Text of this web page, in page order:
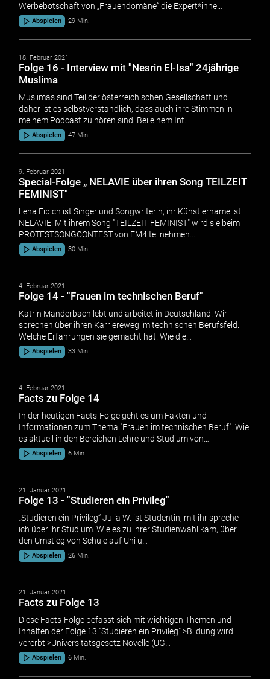
Werbebotschaft von „Frauendomäne“ die Expert*inne…
Abspielen 29 Min.
18. Februar 2021
Folge 16 - Interview mit "Nesrin El-Isa" 24jährige
Muslima
Muslimas sind Teil der österreichischen Gesellschaft und
daher ist es selbstverständlich, dass auch ihre Stimmen in
meinem Podcast zu hören sind. Bei einem Int…
Abspielen 47 Min.
9. Februar 2021
Special-Folge „ NELAVIE über ihren Song TEILZEIT
FEMINIST"
Lena Fibich ist Singer und Songwriterin, ihr Künstlername ist
NELAVIE. Mit ihrem Song "TEILZEIT FEMINIST" wird sie beim
PROTESTSONGCONTEST von FM4 teilnehmen…
Abspielen 30 Min.
4. Februar 2021
Folge 14 - "Frauen im technischen Beruf"
Katrin Manderbach lebt und arbeitet in Deutschland. Wir
sprechen über ihren Karriereweg im technischen Berufsfeld.
Welche Erfahrungen sie gemacht hat. Wie die…
Abspielen 33 Min.
4. Februar 2021
Facts zu Folge 14
In der heutigen Facts-Folge geht es um Fakten und
Informationen zum Thema "Frauen im technischen Beruf". Wie
es aktuell in den Bereichen Lehre und Studium von…
Abspielen 6 Min.
21. Januar 2021
Folge 13 - "Studieren ein Privileg"
„Studieren ein Privileg“ Julia W. ist Studentin, mit ihr spreche
ich über ihr Studium. Wie es zu ihrer Studienwahl kam, über
den Umstieg von Schule auf Uni u…
Abspielen 26 Min.
21. Januar 2021
Facts zu Folge 13
Diese Facts-Folge befasst sich mit wichtigen Themen und
Inhalten der Folge 13 "Studieren ein Privileg" >Bildung wird
vererbt >Universitätsgesetz Novelle (UG…
Abspielen 6 Min.